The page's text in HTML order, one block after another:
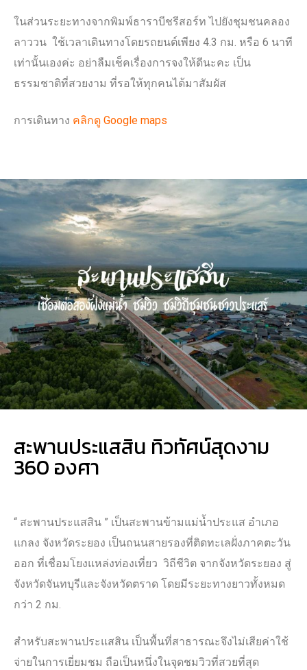
ในส่วนระยะทางจากพิมพ์ธาราบีชรีสอร์ท ไปยังชุมชนคลอง
ลาววน ใช้เวลาเดินทางโดยรถยนต์เพียง 4.3 กม. หรือ 6 นาที
เท่านั้นเองค่ะ อย่าลืมเช็คเรื่องการจงให้ดีนะคะ เป็น
ธรรมชาติที่สวยงาม ที่รอให้ทุกคนได้มาสัมผัส
การเดินทาง คลิกดู Google maps
สะพานประแสสิน ทิวทัศน์สุดงาม
360 องศา
“ สะพานประแสสิน ” เป็นสะพานข้ามแม่น้ำประแส อำเภอ
แกลง จังหวัดระยอง เป็นถนนสายรองที่ติดทะเลฝั่งภาคตะวัน
ออก ที่เชื่อมโยงแหล่งท่องเที่ยว วิถีชีวิต จากจังหวัดระยอง สู่
จังหวัดจันทบุรีและจังหวัดตราด โดยมีระยะทางยาวทั้งหมด
กว่า 2 กม.
สำหรับสะพานประแสสิน เป็นพื้นที่สาธารณะจึงไม่เสียค่าใช้
จ่ายในการเยี่ยมชม ถือเป็นหนึ่งในจุดชมวิวที่สวยที่สุด